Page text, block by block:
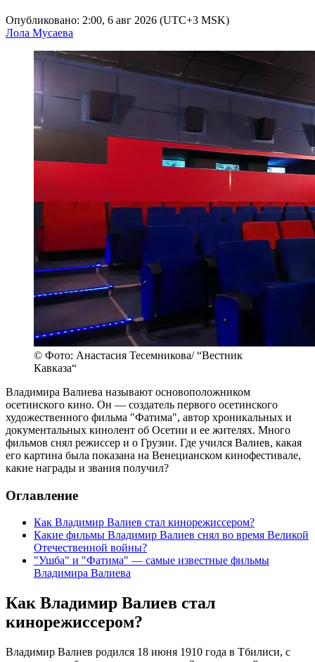
Опубликовано: 2:00, 6 авг 2026 (UTC+3 MSK)
Лола Мусаева
© Фото: Анастасия Тесемникова/ “Вестник
Кавказа“
Владимира Валиева называют основоположником
осетинского кино. Он — создатель первого осетинского
художественного фильма "Фатима", автор хроникальных и
документальных кинолент об Осетии и ее жителях. Много
фильмов снял режиссер и о Грузии. Где учился Валиев, какая
его картина была показана на Венецианском кинофестивале,
какие награды и звания получил?
Оглавление
Как Владимир Валиев стал кинорежиссером?
Какие фильмы Владимир Валиев снял во время Великой
Отечественной войны?
"Ушба" и "Фатима" — самые известные фильмы
Владимира Валиева
Как Владимир Валиев стал
кинорежиссером?
Владимир Валиев родился 18 июня 1910 года в Тбилиси, с